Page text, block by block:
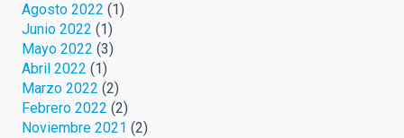
Agosto 2022 (1)
Junio 2022 (1)
Mayo 2022 (3)
Abril 2022 (1)
Marzo 2022 (2)
Febrero 2022 (2)
Noviembre 2021 (2)